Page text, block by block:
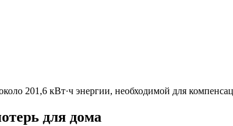
201,6 кВт·ч энергии, необходимой для
для дома